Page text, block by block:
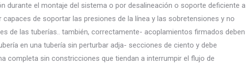
durante el montaje del sistema o por desalineación o soporte deficiente a
de soportar las presiones de la línea y las sobretensiones y no
de las tuberías.. también, correctamente- acoplamientos firmados deben
en una tubería sin perturbar adja- secciones de ciento y debe
completa sin constricciones que tiendan a interrumpir el flujo de